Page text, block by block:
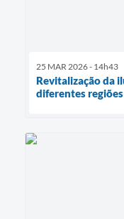
25 MAR 2026 - 14h43
Revitalização da
diferentes